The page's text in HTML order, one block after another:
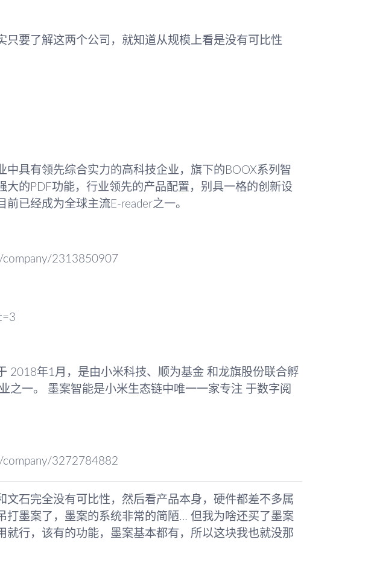
只要了解这两个公司，就知道从规模上看是没有可比性
中具有领先综合实力的高科技企业，旗下的BOOX系列智
大的PDF功能，行业领先的产品配置，别具一格的创新设
已经成为全球主流E-reader之一。
2313850907
2018年1月，是由小米科技、顺为基金 和龙旗股份联合孵
之一。 墨案智能是小米生态链中唯一一家专注 于数字阅
3272784882
文石完全没有可比性，然后看产品本身，硬件都差不多属
打墨案了，墨案的系统非常的简陋… 但我为啥还买了墨案
就行，该有的功能，墨案基本都有，所以这块我也就没那